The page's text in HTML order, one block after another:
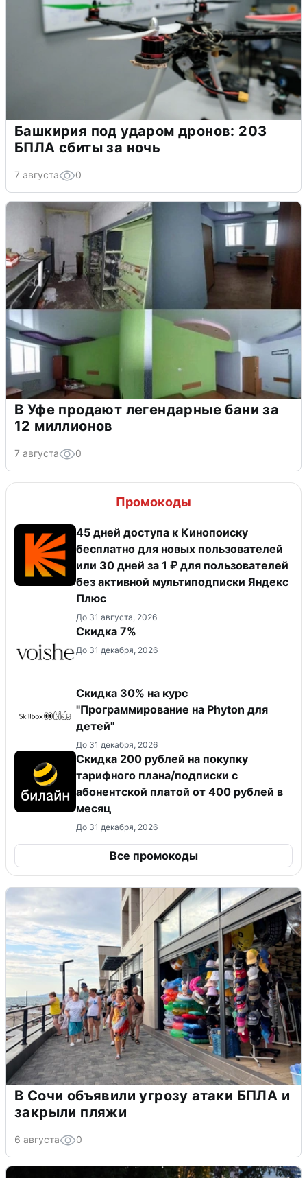
Башкирия под ударом дронов: 203
БПЛА сбиты за ночь
7 августа 0
В Уфе продают легендарные бани за
12 миллионов
7 августа 0
Промокоды
45 дней доступа к Кинопоиску
бесплатно для новых пользователей
или 30 дней за 1 ₽ для пользователей
без активной мультиподписки Яндекс
Плюс
До 31 августа, 2026
​Скидка 7%
До 31 декабря, 2026
Скидка 30% на курс
"Программирование на Phyton для
детей"
До 31 декабря, 2026
Скидка 200 рублей на покупку
тарифного плана/подписки с
абонентской платой от 400 рублей в
месяц
До 31 декабря, 2026
Все промокоды
В Сочи объявили угрозу атаки БПЛА и
закрыли пляжи
6 августа 0